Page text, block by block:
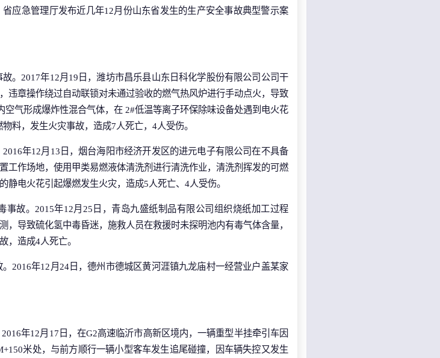
应急管理厅发布近几年12月份山东省发生的生产安全事故典型警示案
。2017年12月19日，潍坊市昌乐县山东日科化学股份有限公司公司干
违章操作绕过自动联锁对未通过验收的燃气热风炉进行手动点火，导致
气形成爆炸性混合气体，在 2#低温等离子环保除味设备处遇到电火花
料，发生火灾事故，造成7人死亡，4人受伤。
年12月13日，烟台海阳市经济开发区的进元电子有限公司在不具备
工作场地，使用甲类易燃液体清洗剂进行清洗作业，清洗剂挥发的可燃
电火花引起爆燃发生火灾，造成5人死亡、4人受伤。
事故。2015年12月25日，青岛九盛纸制品有限公司组织烧纸加工过程
导致硫化氢中毒昏迷，施救人员在救援时未探明池内有毒气体含量，
，造成4人死亡。
2016年12月24日，德州市德城区黄河涯镇九龙庙村一经营业户盖某家
年12月17日，在G2高速临沂市高新区境内，一辆重型半挂牵引车因
米处，与前方顺行一辆小型客车发生追尾碰撞，因车辆失控又发生